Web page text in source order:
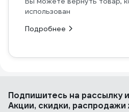
использован
Подробнее
Подпишитесь на рассылку
Акции, скидки, распродажи